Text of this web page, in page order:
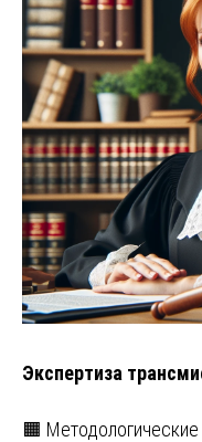
Экспертиза
🟧